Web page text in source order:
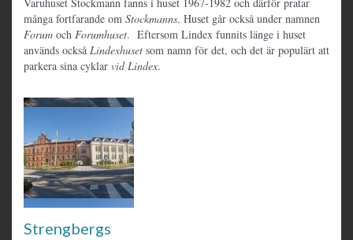
många fortfarande om Stockmanns. Huset går också under namnen
Forum och Forumhuset. Eftersom Lindex funnits länge i huset
används också Lindexhuset som namn för det, och det är populärt att
parkera sina cyklar vid Lindex.
Strengbergs